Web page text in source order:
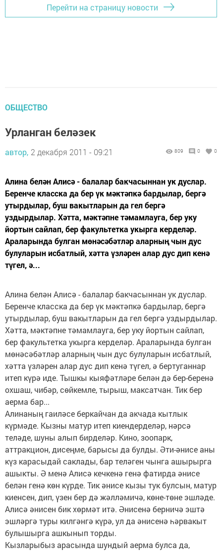
Перейти на страницу новости
ОБЩЕСТВО
Урланган беләзек
автор, 2 декабря 2011 - 09:21 809 0 0
Алина белән Алисә - балалар бакчасыннан ук дуслар.
Беренче класска да бер үк мәктәпкә бардылар, бергә
утырдылар, буш вакытларын да гел бергә
уздырдылар. Хәтта, мәктәпне тәмамлауга, бер уку
йортын сайлап, бер факультетка укырга керделәр.
Араларында булган мөнәсәбәтләр аларның чын дус
булуларын исбатлый, хәтта үзләрен алар дус дип кенә
түгел, ә...
Алина белән Алисә - балалар бакчасыннан ук дуслар.
Беренче класска да бер үк мәктәпкә бардылар, бергә
утырдылар, буш вакытларын да гел бергә уздырдылар.
Хәтта, мәктәпне тәмамлауга, бер уку йортын сайлап,
бер факультетка укырга керделәр. Араларында булган
мөнәсәбәтләр аларның чын дус булуларын исбатлый,
хәтта үзләрен алар дус дип кенә түгел, ә бертуганнар
итеп күрә иде. Тышкы кыяфәтләре белән дә бер-беренә
охшаш, чибәр, сөйкемле, тырыш, максатчан. Тик бер
аерма бар...
Алинаның гаиләсе беркайчан да акчада кытлык
күрмәде. Кызны матур итеп киендерделәр, нәрсә
теләде, шуны алып бирделәр. Кино, зоопарк,
аттракцион, дисеңме, барысы да булды. Әти-әнисе аны
күз карасыдай саклады, бар теләген чынга ашырырга
ашыкты. Ә менә Алисә кечкенә генә фатирда әнисе
белән генә көн күрде. Тик әнисе кызы тук булсын, матур
киенсен, дип, үзен бер дә жәлләмичә, көне-төне эшләде.
Алисә әнисен бик хөрмәт итә. Әнисенә берничә эштә
эшләргә туры килгәнгә күрә, ул да әнисенә һәрвакыт
булышырга ашкынып торды.
Кызларыбыз арасында шундый аерма булса да,